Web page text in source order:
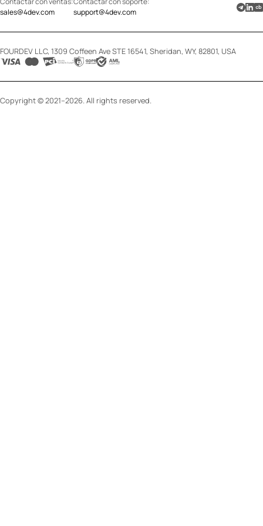
sales@4dev.com
support@4dev.com
FOURDEV LLC, 1309 Coffeen Ave STE 16541, Sheridan, WY, 82801, USA
Copyright © 2021–2026. All rights reserved.